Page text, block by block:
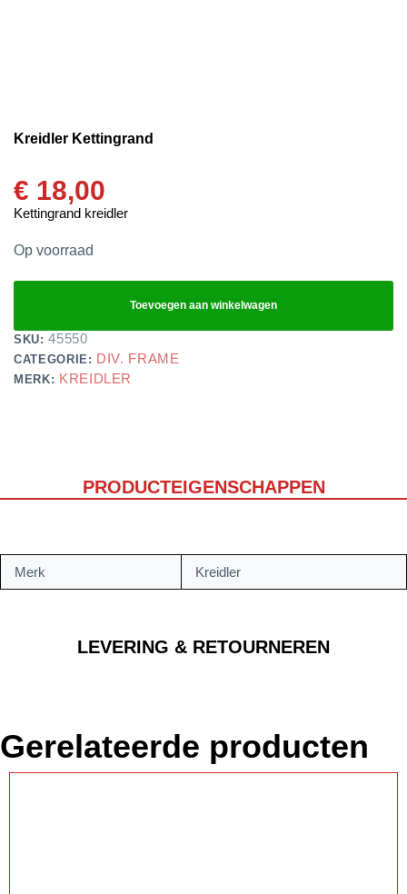
Kreidler Kettingrand
€ 18,00
Kettingrand kreidler
Op voorraad
Toevoegen aan winkelwagen
SKU:45550
CATEGORIE: DIV. FRAME
MERK: KREIDLER
PRODUCTEIGENSCHAPPEN
LEVERING & RETOURNEREN
Merk Kreidler
Gerelateerde producten